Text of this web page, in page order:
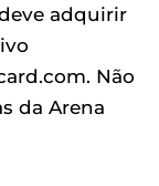
adquirir
Não
da Arena